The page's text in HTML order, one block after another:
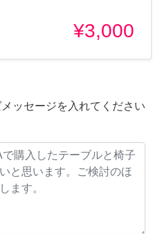
¥3,000
ッセージを入れてください